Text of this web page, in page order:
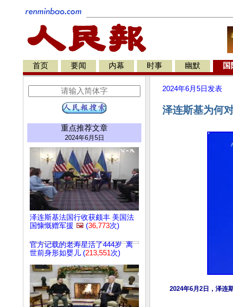
首页 要闻 内幕 时事 幽默 国
重点推荐文章
2024年6月5日
泽连斯基法国行收获颇丰 美国法
国慷慨赠军援 🖼️ (36,773次)
官方记载的老寿星活了444岁 离
世前身形如婴儿 (213,551次)
2024年6月5日 发表
泽连斯基为何
2024年6月2日，泽连